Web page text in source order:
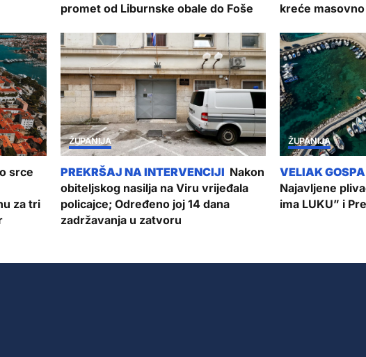
promet od Liburnske obale do Foše
kreće
srce
za tri
ŽUPANIJA
Nakon
obiteljskog nasilja na Viru vrijeđala
policajce; Određeno joj 14 dana
zadržavanja u zatvoru
ŽUPANIJA
Najavljene
ima LUKU” i